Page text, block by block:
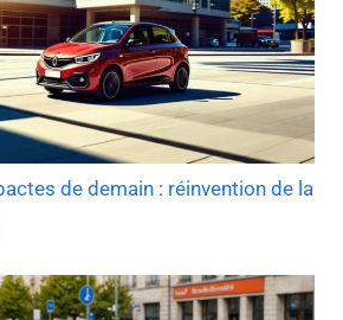
de demain : réinvention de la